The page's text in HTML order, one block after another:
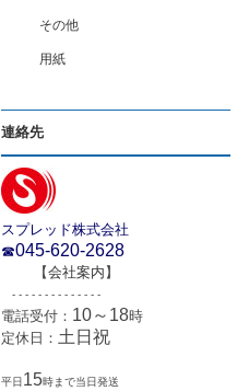
その他
用紙
連絡先
スプレッド株式会社
☎045-620-2628
【会社案内 】
- - - - - - - - - - - - - -
電話受付： 10～18時
定休日： 土日祝
平日 15時まで当日発送